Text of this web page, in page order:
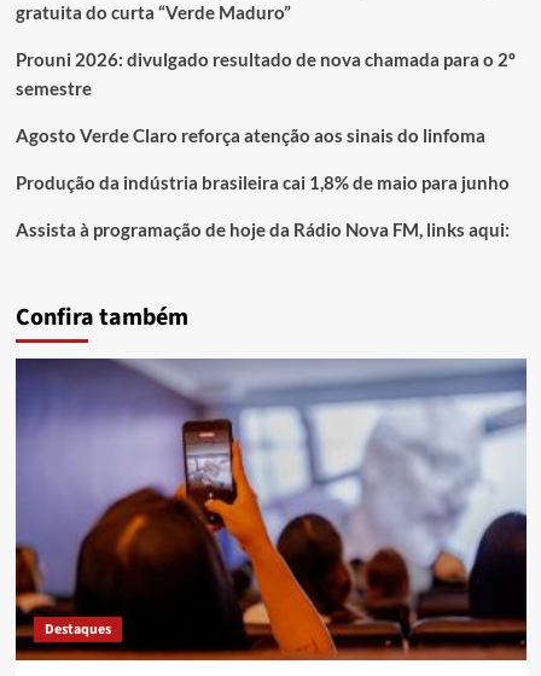
gratuita do curta “Verde Maduro”
Prouni 2026: divulgado resultado de nova chamada para o 2º
semestre
Agosto Verde Claro reforça atenção aos sinais do linfoma
Produção da indústria brasileira cai 1,8% de maio para junho
Assista à programação de hoje da Rádio Nova FM, links aqui:
Confira também
Destaques